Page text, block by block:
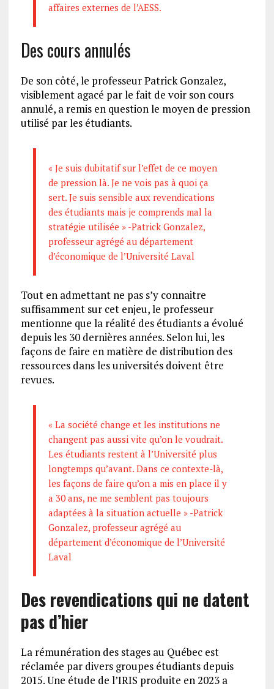
affaires externes de l’AESS.
Des cours annulés
De son côté, le professeur Patrick Gonzalez,
visiblement agacé par le fait de voir son cours
annulé, a remis en question le moyen de pression
utilisé par les étudiants.
« Je suis dubitatif sur l’effet de ce moyen
de pression là. Je ne vois pas à quoi ça
sert. Je suis sensible aux revendications
des étudiants mais je comprends mal la
stratégie utilisée » -Patrick Gonzalez,
professeur agrégé au département
d’économique de l’Université Laval
Tout en admettant ne pas s’y connaitre
suffisamment sur cet enjeu, le professeur
mentionne que la réalité des étudiants a évolué
depuis les 30 dernières années. Selon lui, les
façons de faire en matière de distribution des
ressources dans les universités doivent être
revues.
« La société change et les institutions ne
changent pas aussi vite qu’on le voudrait.
Les étudiants restent à l’Université plus
longtemps qu’avant. Dans ce contexte-là,
les façons de faire qu’on a mis en place il y
a 30 ans, ne me semblent pas toujours
adaptées à la situation actuelle » -Patrick
Gonzalez, professeur agrégé au
département d’économique de l’Université
Laval
Des revendications qui ne datent
pas d’hier
La rémunération des stages au Québec est
réclamée par divers groupes étudiants depuis
2015. Une étude de l’IRIS produite en 2023 a